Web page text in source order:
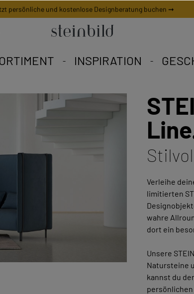
persönliche und kostenlose Designberatung buchen ➞
INSPIRATION
ist ein weltweites
Vielfalt zum Verlieben.
Angebote.
Verleihe
limitierten
wahre
dort ein
Unsere
Natursteine
kannst du